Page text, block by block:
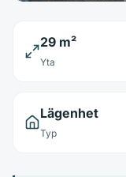
29 m²
Yta
Lägenhet
Typ